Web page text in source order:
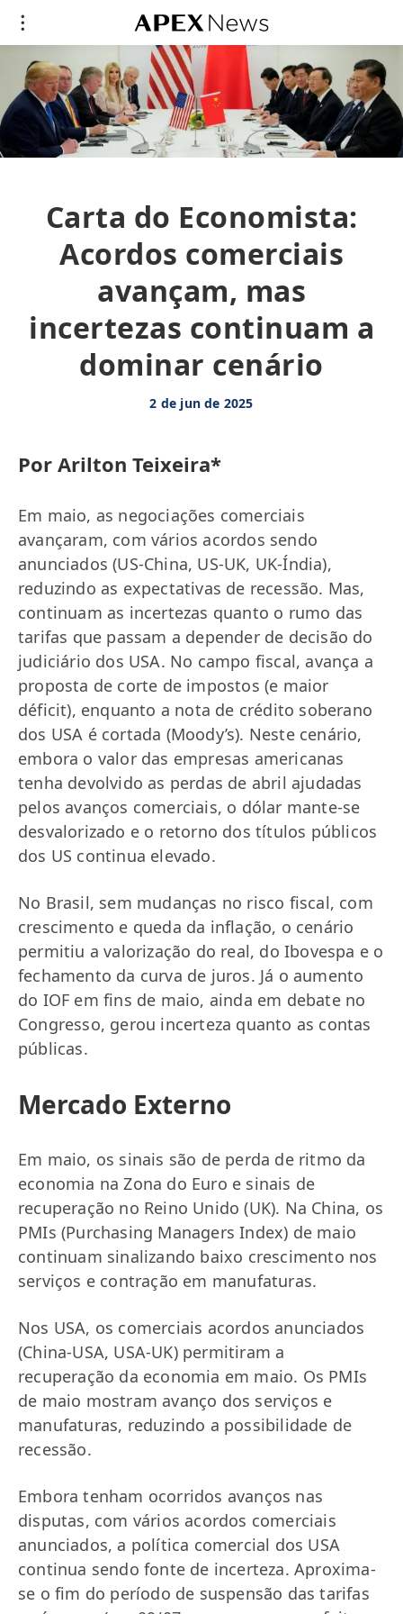
Carta do Economista:
Acordos comerciais
avançam, mas
incertezas continuam a
dominar cenário
2 de jun de 2025
Por Arilton Teixeira*
Em maio, as negociações comerciais
avançaram, com vários acordos sendo
anunciados (US-China, US-UK, UK-Índia),
reduzindo as expectativas de recessão. Mas,
continuam as incertezas quanto o rumo das
tarifas que passam a depender de decisão do
judiciário dos USA. No campo fiscal, avança a
proposta de corte de impostos (e maior
déficit), enquanto a nota de crédito soberano
dos USA é cortada (Moody’s). Neste cenário,
embora o valor das empresas americanas
tenha devolvido as perdas de abril ajudadas
pelos avanços comerciais, o dólar mante-se
desvalorizado e o retorno dos títulos públicos
dos US continua elevado.
No Brasil, sem mudanças no risco fiscal, com
crescimento e queda da inflação, o cenário
permitiu a valorização do real, do Ibovespa e o
fechamento da curva de juros. Já o aumento
do IOF em fins de maio, ainda em debate no
Congresso, gerou incerteza quanto as contas
públicas.
Mercado Externo
Em maio, os sinais são de perda de ritmo da
economia na Zona do Euro e sinais de
recuperação no Reino Unido (UK). Na China, os
PMIs (Purchasing Managers Index) de maio
continuam sinalizando baixo crescimento nos
serviços e contração em manufaturas.
Nos USA, os comerciais acordos anunciados
(China-USA, USA-UK) permitiram a
recuperação da economia em maio. Os PMIs
de maio mostram avanço dos serviços e
manufaturas, reduzindo a possibilidade de
recessão.
Embora tenham ocorridos avanços nas
disputas, com vários acordos comerciais
anunciados, a política comercial dos USA
continua sendo fonte de incerteza. Aproxima-
se o fim do período de suspensão das tarifas